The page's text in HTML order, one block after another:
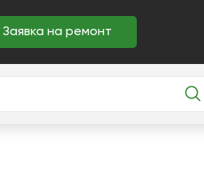
Заявка на ремонт